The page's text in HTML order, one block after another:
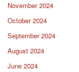
November 2024
October 2024
September 2024
August 2024
June 2024